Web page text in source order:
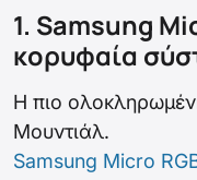
1. Samsung
κορυφαία
Η πιο
Μουντιάλ.
Samsung Micro